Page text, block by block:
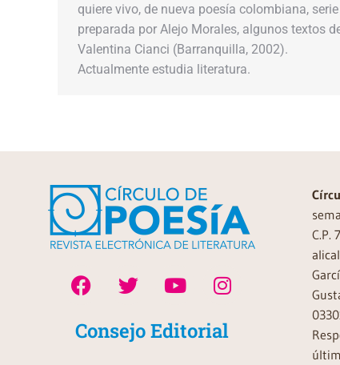
quiere vivo, de nueva poesía colombiana, serie
preparada por Alejo Morales, algunos textos
Valentina Cianci (Barranquilla, 2002).
Actualmente estudia literatura.
Consejo Editorial
C.P.